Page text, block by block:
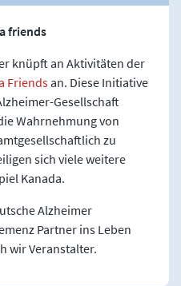
friends
knüpft an Aktivitäten der
Friendsan. Diese Initiative
Gesellschaft
Wahrnehmung von
zu
sich viele weitere
Kanada.
Alzheimer
Partner ins Leben
wir Veranstalter.